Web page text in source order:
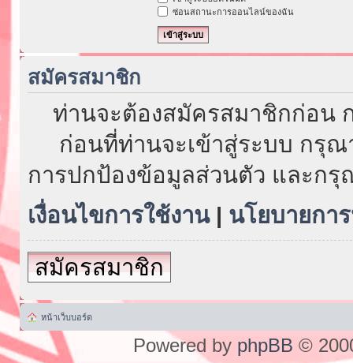
ซ่อนสถานะการออนไลน์ของฉัน
สมัครสมาชิก
ท่านจะต้องสมัครสมาชิกก่อน
ก่อนที่ท่านจะเข้าสู่ระบบ กรุณ
การปกป้องข้อมูลส่วนตัว และก
เงื่อนไขการใช้งาน| นโยบายกา
สมัครสมาชิก
หน้าเว็บบอร์ด
Powered by phpBB ©